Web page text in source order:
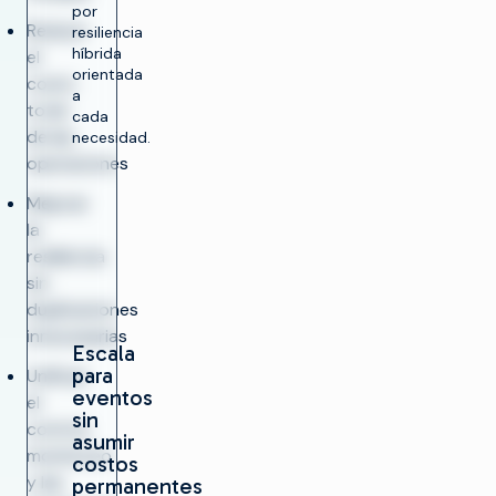
Reducir
el
costo
total
de las
operaciones
Mejorar
la
resiliencia
sin
duplicaciones
innecesarias
Unificar
el
control,
monitoreo
y las
por
resiliencia
híbrida
orientada
a
cada
necesidad.
Escala
para
eventos
sin
asumir
costos
permanentes